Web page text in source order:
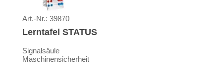
Art.-Nr.: 39870
Lerntafel STATUS
Signalsäule
Maschinensicherheit